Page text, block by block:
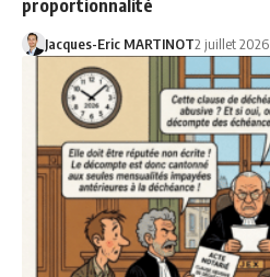
proportionnalité
Jacques-Eric MARTINOT2 juillet 2026